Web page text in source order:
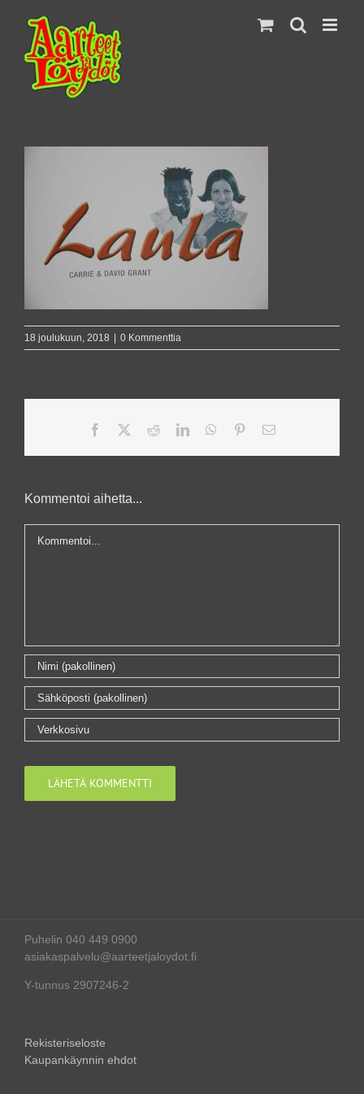
content
18 joulukuun, 2018 0 Kommenttia
Facebook RedditLinkedInWhatsApp
PinterestSähköposti
Kommentoi aihetta...
Puhelin 040 449 0900
asiakaspalvelu@aarteetjaloydot.fi
Y-tunnus 2907246-2
Rekisteriseloste
Kaupankäynnin ehdot